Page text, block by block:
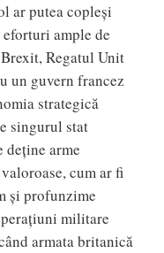
ar putea copleși
ample de
Regatul Unit
un guvern francez
strategică
singurul stat
deține arme
cum ar fi
și profunzime
militare
armata britanică